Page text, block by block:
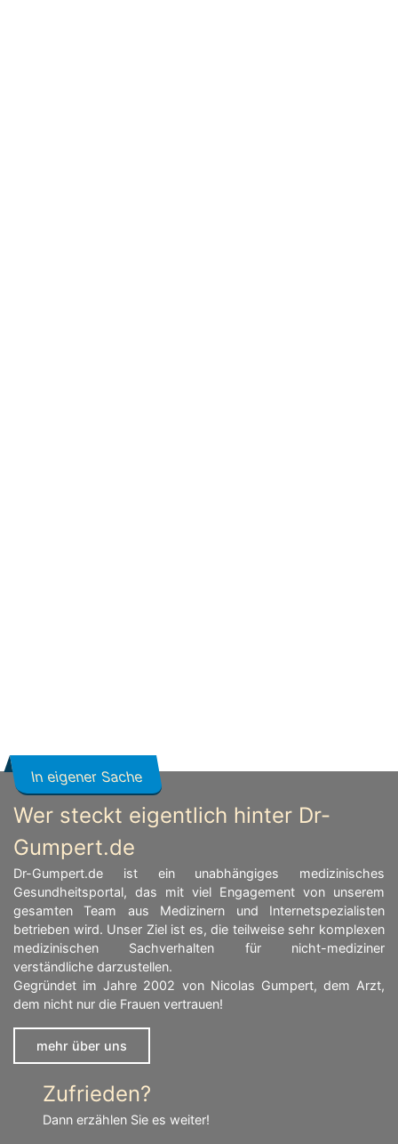
In eigener Sache
Wer steckt eigentlich hinter Dr-
Gumpert.de
Dr-Gumpert.de ist ein unabhängiges medizinisches
Gesundheitsportal, das mit viel Engagement von unserem
gesamten Team aus Medizinern und Internetspezialisten
betrieben wird. Unser Ziel ist es, die teilweise sehr komplexen
medizinischen Sachverhalten für nicht-mediziner
verständliche darzustellen.
Gegründet im Jahre 2002 von Nicolas Gumpert, dem Arzt,
dem nicht nur die Frauen vertrauen!
mehr über uns
Zufrieden?
Dann erzählen Sie es weiter!